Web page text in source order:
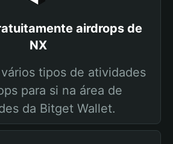
airdrops de
NX
tipos de atividades
para si na área de
da Bitget Wallet.